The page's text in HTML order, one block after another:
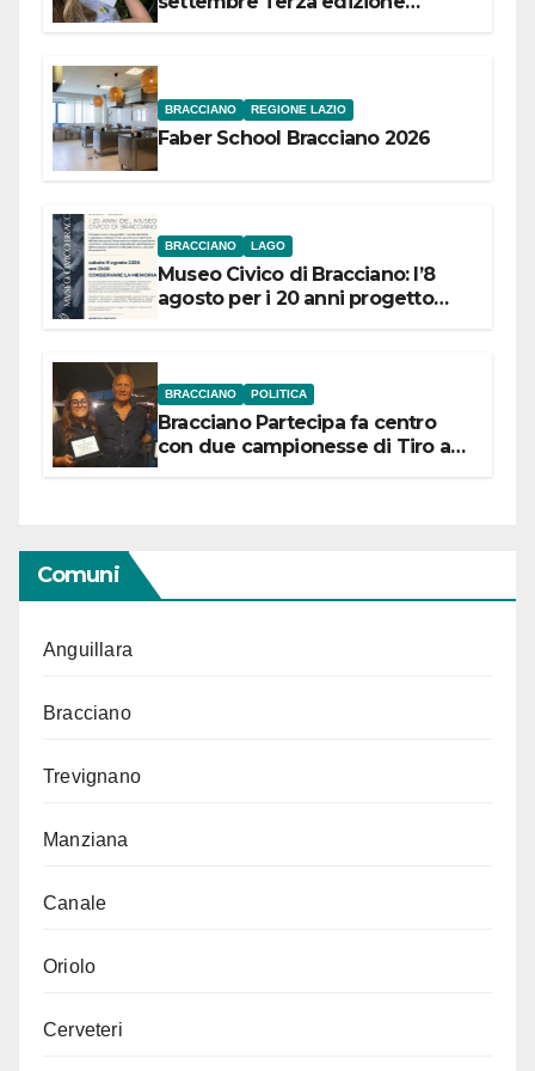
BRACCIANO REGIONE LAZIO
Faber School Bracciano 2026
BRACCIANO LAGO
Museo Civico di Bracciano: l’8
agosto per i 20 anni progetto
BRACCIANO POLITICA
Bracciano Partecipa fa centro
con due campionesse di Tiro a
Comuni
Anguillara
Bracciano
Trevignano
Manziana
Canale
Oriolo
Cerveteri